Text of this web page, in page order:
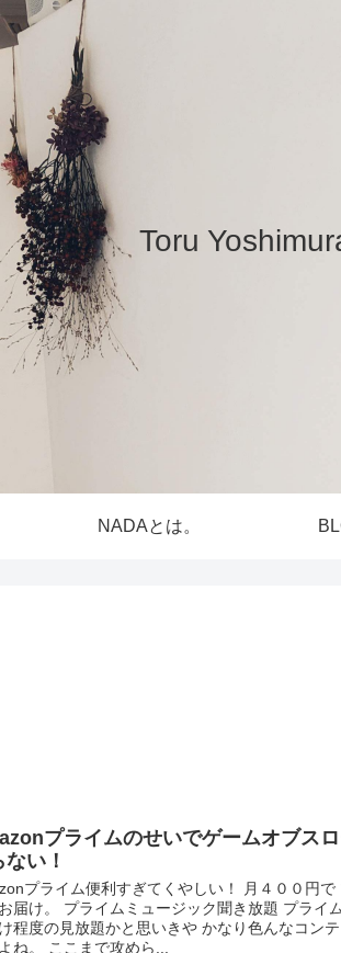
Toru
NADAとは。
プライムのせいでゲームオブス
ない！
プライム便利すぎてくやしい！ 月４００円で
届け。 プライムミュージック聞き放題 プライ
程度の見放題かと思いきや かなり色んなコン
ね。 ここまで攻めら...